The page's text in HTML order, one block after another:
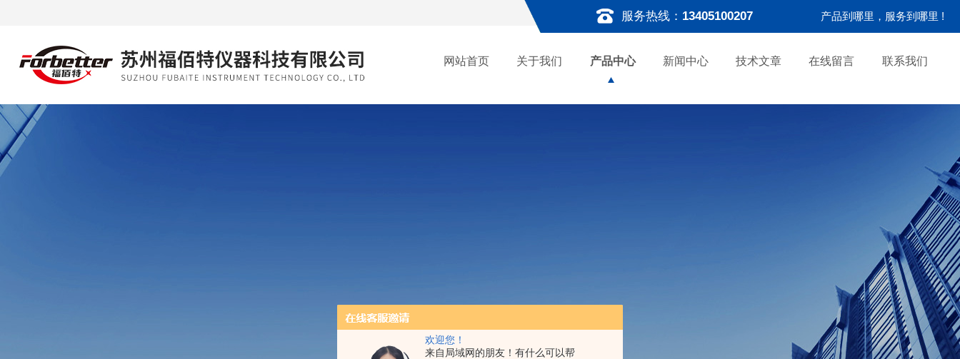
欢迎您！
来自局域网的朋友！有什么可以帮
服务热线： 13405100207 产品到哪里，服务到哪里 !
网站首页 关于我们 产品中心 新闻中心 技术文章 在线留言 联系我们